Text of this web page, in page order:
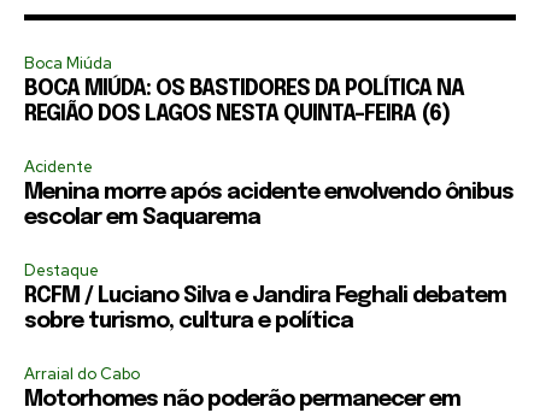
Boca Miúda
BOCA MIÚDA: OS BASTIDORES DA POLÍTICA NA
REGIÃO DOS LAGOS NESTA QUINTA-FEIRA (6)
Acidente
Menina morre após acidente envolvendo ônibus
escolar em Saquarema
Destaque
RCFM / Luciano Silva e Jandira Feghali debatem
sobre turismo, cultura e política
Arraial do Cabo
Motorhomes não poderão permanecer em